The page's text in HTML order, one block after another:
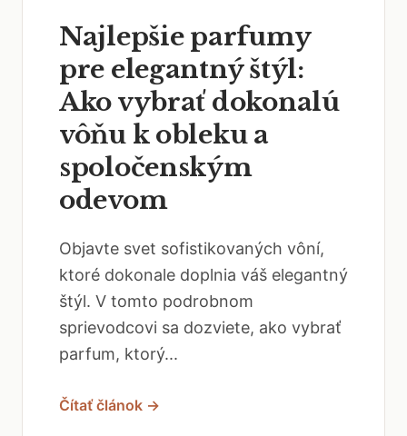
Najlepšie parfumy
pre elegantný štýl:
Ako vybrať dokonalú
vôňu k obleku a
spoločenským
odevom
Objavte svet sofistikovaných vôní,
ktoré dokonale doplnia váš elegantný
štýl. V tomto podrobnom
sprievodcovi sa dozviete, ako vybrať
parfum, ktorý...
Čítať článok →